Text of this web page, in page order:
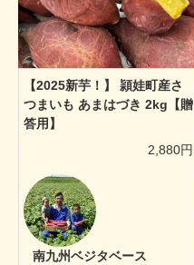
【2025新芋！】 頴娃町産さ
つまいも あまはづき 2kg【贈
答用】
2,880円
南九州ベジタベース